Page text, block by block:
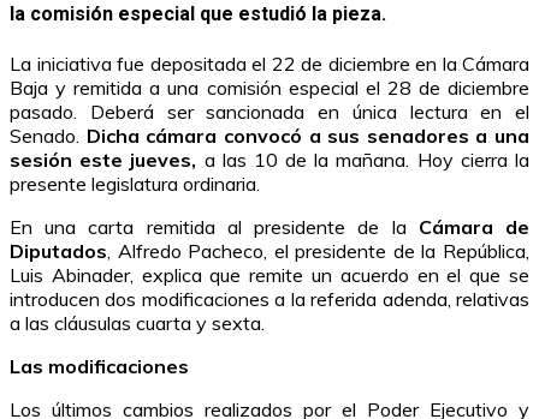
la comisión especial que estudió la pieza.
La iniciativa fue depositada el 22 de diciembre en la Cámara
Baja y remitida a una comisión especial el 28 de diciembre
pasado. Deberá ser sancionada en única lectura en el
Senado. Dicha cámara convocó a sus senadores a una
sesión este jueves, a las 10 de la mañana. Hoy cierra la
presente legislatura ordinaria.
En una carta remitida al presidente de la Cámara de
Diputados , Alfredo Pacheco, el presidente de la República,
Luis Abinader, explica que remite un acuerdo en el que se
introducen dos modificaciones a la referida adenda, relativas
a las cláusulas cuarta y sexta.
Las modificaciones
Los últimos cambios realizados por el Poder Ejecutivo y